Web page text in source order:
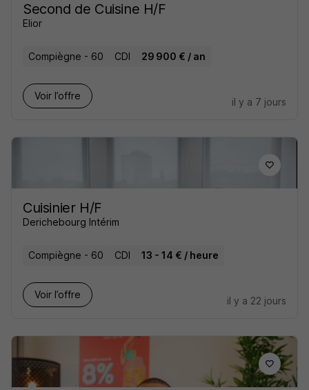
Second de Cuisine H/F
Elior
Compiègne - 60 CDI 29 900 € / an
Voir l’offre
il y a 7 jours
Cuisinier H/F
Derichebourg Intérim
Compiègne - 60 CDI 13 - 14 € / heure
Voir l’offre
il y a 22 jours